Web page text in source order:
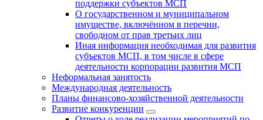
поддержки субъектов МСП
О государственном и муниципальном
имуществе, включённом в перечни,
свободном от прав третьих лиц
Иная информация необходимая для развития
субъектов МСП, в том числе в сфере
деятельности корпорации развития МСП
Неформальная занятость
Международная деятельность
Планы финансово-хозяйственной деятельности
Развитие конкуренции